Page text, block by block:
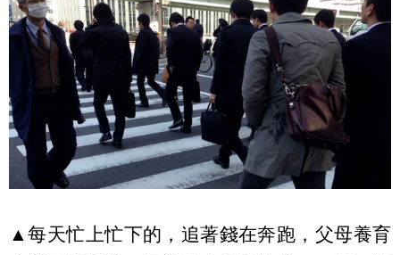
▲每天忙上忙下的，追著錢在奔跑，父母養育